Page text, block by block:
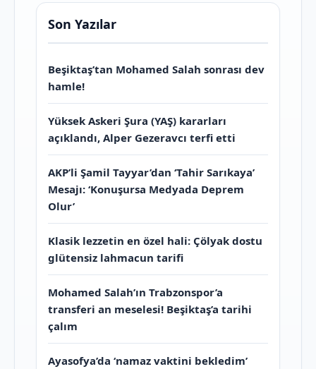
Son Yazılar
Beşiktaş’tan Mohamed Salah sonrası dev
hamle!
Yüksek Askeri Şura (YAŞ) kararları
açıklandı, Alper Gezeravcı terfi etti
AKP’li Şamil Tayyar’dan ‘Tahir Sarıkaya’
Mesajı: ‘Konuşursa Medyada Deprem
Olur’
Klasik lezzetin en özel hali: Çölyak dostu
glütensiz lahmacun tarifi
Mohamed Salah’ın Trabzonspor’a
transferi an meselesi! Beşiktaş’a tarihi
çalım
Ayasofya’da ‘namaz vaktini bekledim’